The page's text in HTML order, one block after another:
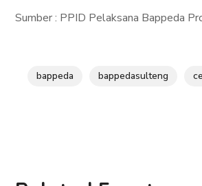
Sumber : PPID Pelaksana Bappeda
bappeda bappedasulteng